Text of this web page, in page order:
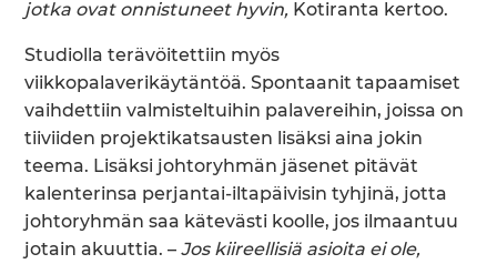
jotka ovat onnistuneet hyvin, Kotiranta kertoo.
Studiolla terävöitettiin myös
viikkopalaverikäytäntöä. Spontaanit tapaamiset
vaihdettiin valmisteltuihin palavereihin, joissa on
tiiviiden projektikatsausten lisäksi aina jokin
teema. Lisäksi johtoryhmän jäsenet pitävät
kalenterinsa perjantai-iltapäivisin tyhjinä, jotta
johtoryhmän saa kätevästi koolle, jos ilmaantuu
jotain akuuttia. –Jos kiireellisiä asioita ei ole,